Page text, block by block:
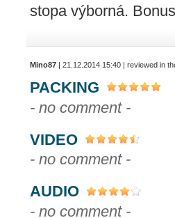
stopa výborná.
Mino87 | 21.12.2014 15:40 | reviewed in
PACKING
- no comment -
VIDEO
- no comment -
AUDIO
- no comment -